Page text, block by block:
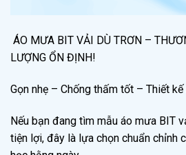
ÁO MƯA BIT VẢI DÙ TRƠN –
LƯỢNG ỔN ĐỊNH! ️
Gọn nhẹ – Chống thấm tốt – Thiết
Nếu bạn đang tìm mẫu áo mưa BIT
tiện lợi, đây là lựa chọn chuẩn chỉnh